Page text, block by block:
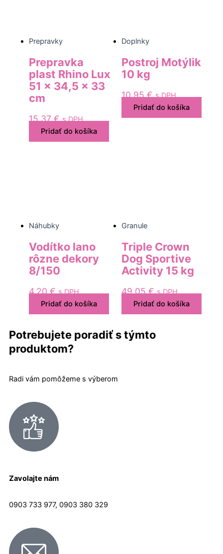
Prepravky
Prepravka
plast Rhino Lux
51 x 34,5 x 33
cm
15,37€ s DPH
Pridať do košíka
Doplnky
Postroj Motýlik
10 kg
10,95€ s DPH
Pridať do košíka
Náhubky
Vodítko lano
rôzne dekory
8/150
4,20€ s DPH
Pridať do košíka
Granule
Triple Crown
Dog Sportive
Activity 15 kg
49,05€ s DPH
Pridať do košíka
Potrebujete poradiť s týmto
produktom?
Radi vám pomôžeme s výberom
Zavolajte nám
0903 733 977, 0903 380 329